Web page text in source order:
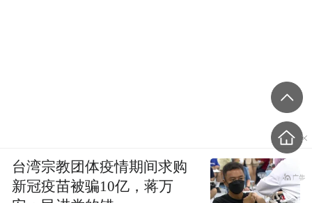
台湾宗教团体疫情期间求购
新冠疫苗被骗10亿，蒋万